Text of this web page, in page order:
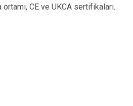
CE ve UKCA sertifikaları.